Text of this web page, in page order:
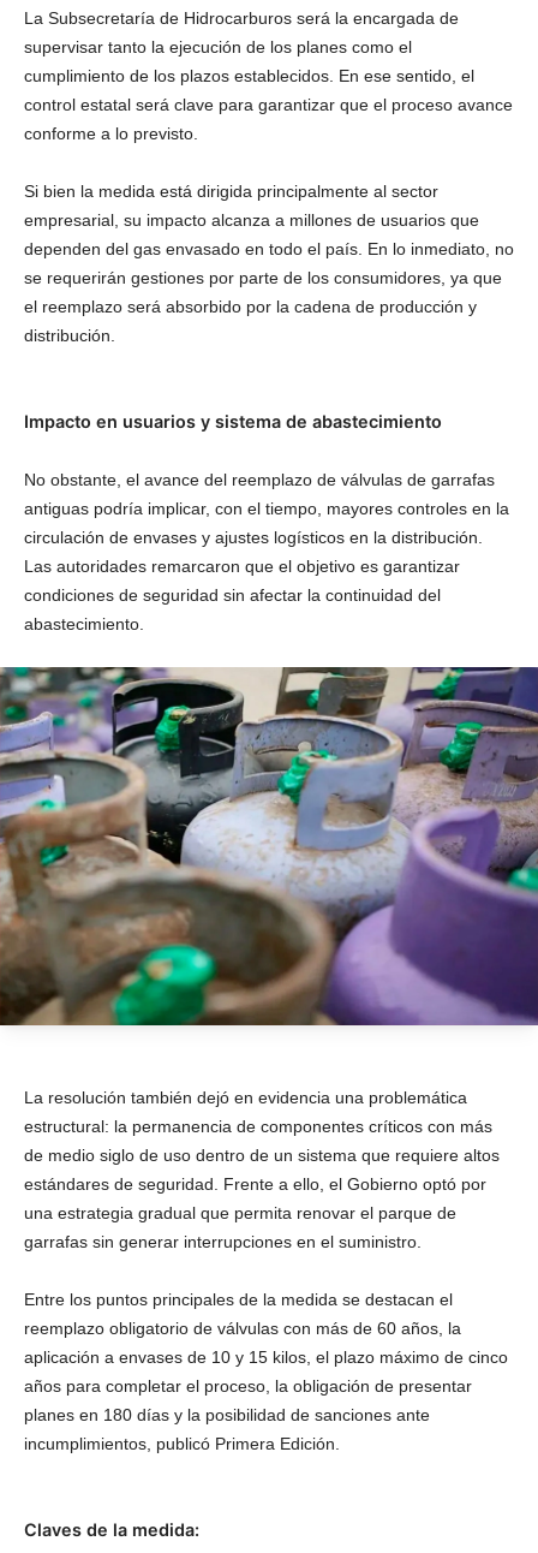
La Subsecretaría de Hidrocarburos será la encargada de
supervisar tanto la ejecución de los planes como el
cumplimiento de los plazos establecidos. En ese sentido, el
control estatal será clave para garantizar que el proceso avance
conforme a lo previsto.
Si bien la medida está dirigida principalmente al sector
empresarial, su impacto alcanza a millones de usuarios que
dependen del gas envasado en todo el país. En lo inmediato, no
se requerirán gestiones por parte de los consumidores, ya que
el reemplazo será absorbido por la cadena de producción y
distribución.
Impacto en usuarios y sistema de abastecimiento
No obstante, el avance del reemplazo de válvulas de garrafas
antiguas podría implicar, con el tiempo, mayores controles en la
circulación de envases y ajustes logísticos en la distribución.
Las autoridades remarcaron que el objetivo es garantizar
condiciones de seguridad sin afectar la continuidad del
abastecimiento.
La resolución también dejó en evidencia una problemática
estructural: la permanencia de componentes críticos con más
de medio siglo de uso dentro de un sistema que requiere altos
estándares de seguridad. Frente a ello, el Gobierno optó por
una estrategia gradual que permita renovar el parque de
garrafas sin generar interrupciones en el suministro.
Entre los puntos principales de la medida se destacan el
reemplazo obligatorio de válvulas con más de 60 años, la
aplicación a envases de 10 y 15 kilos, el plazo máximo de cinco
años para completar el proceso, la obligación de presentar
planes en 180 días y la posibilidad de sanciones ante
incumplimientos, publicó Primera Edición.
Claves de la medida: